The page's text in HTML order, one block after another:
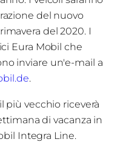
del nuovo
del 2020. I
Eura Mobil che
inviare un'e-mail a
.
più vecchio riceverà
di vacanza in
Integra Line.